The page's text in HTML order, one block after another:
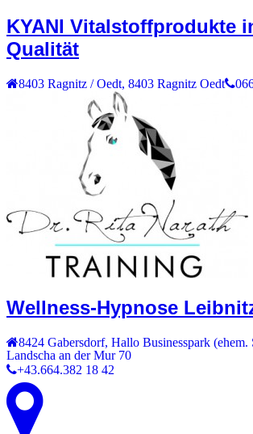
KYANI Vitalstoffprodukte
Qualität
8403 Ragnitz / Oedt 8403 Ragnitz Oedt
Wellness-Hypnose
8424 Gabersdorf, Hallo Businesspark (ehem.
Landscha an der Mur 70
+43.664.382 18 42